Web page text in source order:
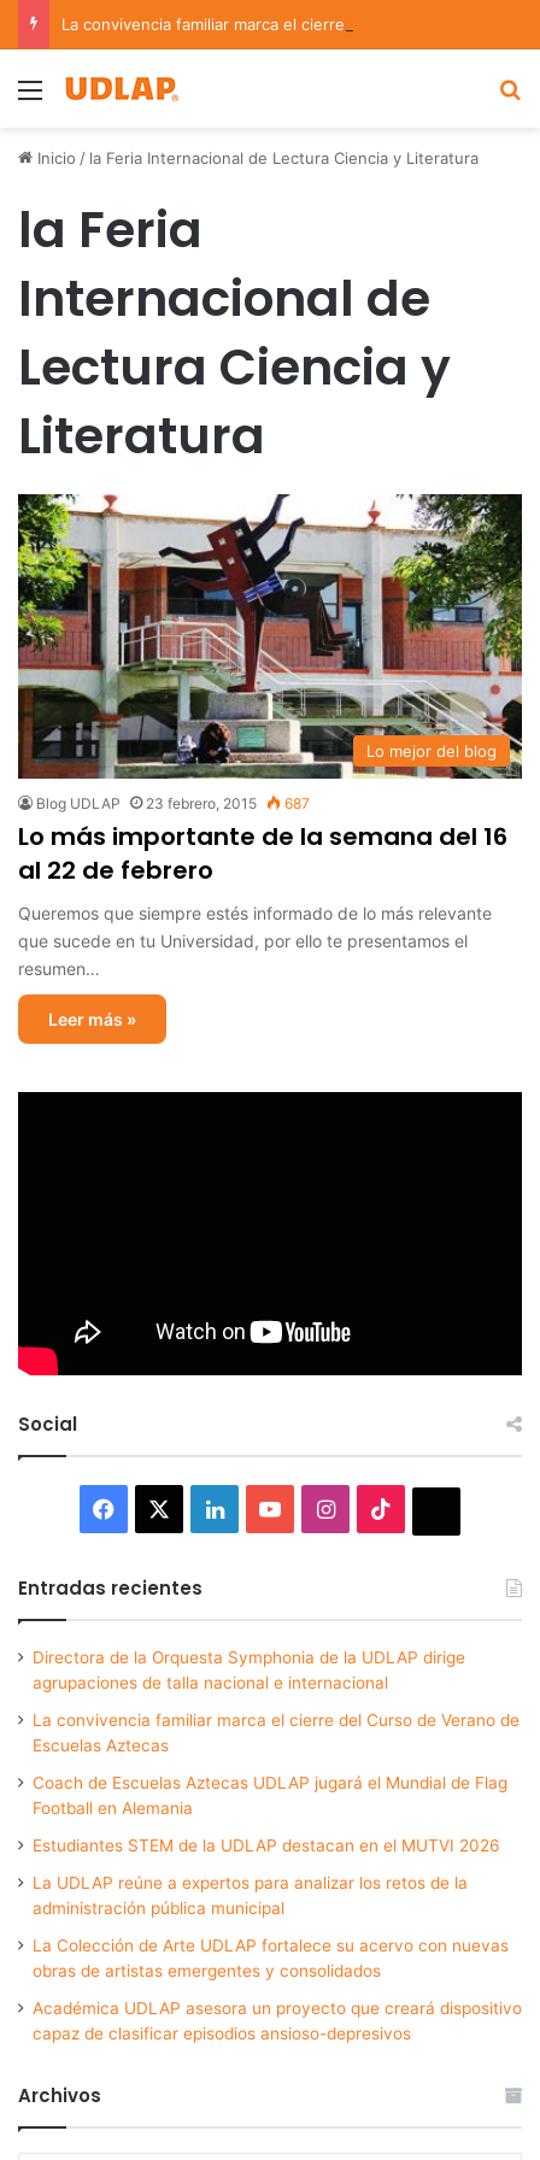
Menu
Inicio / la Feria Internacional de Lectura Ciencia y Literatura
la Feria
Internacional de
Lectura Ciencia y
Literatura
Lo mejor del blog
Blog UDLAP 23 febrero, 2015 687
Lo más importante de la semana del 16
al 22 de febrero
Queremos que siempre estés informado de lo más relevante
que sucede en tu Universidad, por ello te presentamos el
resumen…
Leer más »
Social
Facebook LinkedInYouTubeInstagram
Entradas recientes
Directora de la Orquesta Symphonia de la UDLAP dirige
agrupaciones de talla nacional e internacional
La convivencia familiar marca el cierre del Curso de Verano de
Escuelas Aztecas
Coach de Escuelas Aztecas UDLAP jugará el Mundial de Flag
Football en Alemania
Estudiantes STEM de la UDLAP destacan en el MUTVI 2026
La UDLAP reúne a expertos para analizar los retos de la
administración pública municipal
La Colección de Arte UDLAP fortalece su acervo con nuevas
obras de artistas emergentes y consolidados
Académica UDLAP asesora un proyecto que creará dispositivo
capaz de clasificar episodios ansioso-depresivos
Archivos